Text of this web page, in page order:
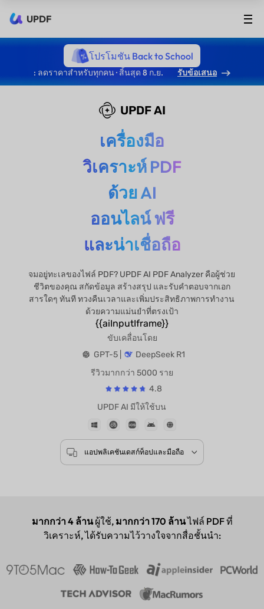
UPDF
โปรโมชัน Back to School
: ลดราคาสำหรับทุกคน · สิ้นสุด 8 ก.ย. รับข้อเสนอ
UPDF AI
เครื่องมือ
วิเคราะห์ PDF
ด้วย AI
ออนไลน์ ฟรี
และน่าเชื่อถือ
จมอยู่ทะเลของไฟล์ PDF? UPDF AI PDF Analyzer คือผู้ช่วย
ชีวิตของคุณ สกัดข้อมูล สร้างสรุป และรับคำตอบจากเอก
สารใดๆ ทันที ทวงคืนเวลาและเพิ่มประสิทธิภาพการทำงาน
ด้วยความแม่นยำที่ตรงเป้า
{{aiInputIframe}}
ขับเคลื่อนโดย
GPT-5 | DeepSeek R1
รีวิวมากกว่า 5000 ราย
4.8
UPDF AI มีให้ใช้บน
มากกว่า 4 ล้านผู้ใช้, มากกว่า 170 ล้านไฟล์ PDF ที่
วิเคราะห์, ได้รับความไว้วางใจจากสื่อชั้นนำ: